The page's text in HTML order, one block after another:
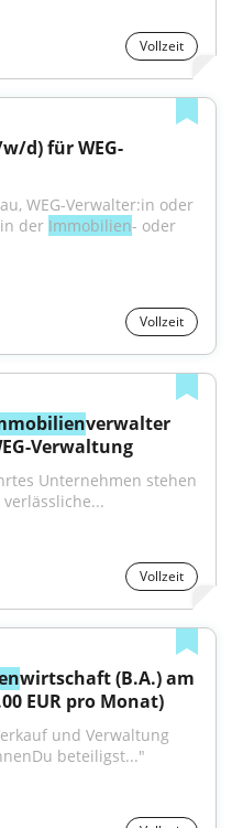
Vollzeit
d) für WEG-
WEG-Verwalter:in oder
der Immobilien- oder
Vollzeit
verwalter
Verwaltung
Unternehmen stehen
Vollzeit
wirtschaft (B.A.) am
EUR pro Monat)
und Verwaltung
beteiligst..."